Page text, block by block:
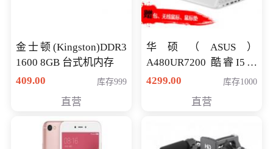
金士顿(Kingston)DDR3
1600 8GB 台式机内存
409.00
库存999
直营
华硕（ASUS）
A480UR7200 酷睿I5超
薄学生办公游戏独显笔
NV930-2G独
4299.00 库存1000
直营